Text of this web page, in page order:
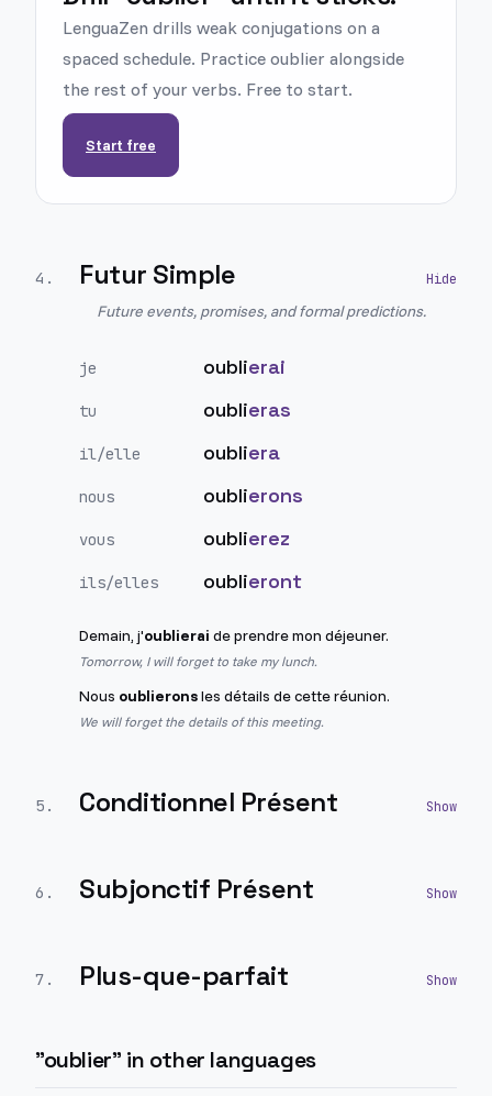
LenguaZen drills weak conjugations on a
spaced schedule. Practice oublier alongside
the rest of your verbs. Free to start.
Start free
4 . Futur Simple
Future events, promises, and formal predictions.
je oublierai
tu oublieras
il/elle oubliera
nous oublierons
vous oublierez
ils/elles oublieront
Demain, j'oublierai de prendre mon déjeuner.
Tomorrow, I will forget to take my lunch.
Nous oublieronsles détails de cette réunion.
We will forget the details of this meeting.
5 . Conditionnel Présent
6 . Subjonctif Présent
7 . Plus-que-parfait
"oublier" in other languages